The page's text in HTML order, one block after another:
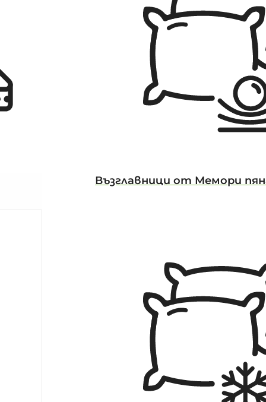
Възглавници от Мемори